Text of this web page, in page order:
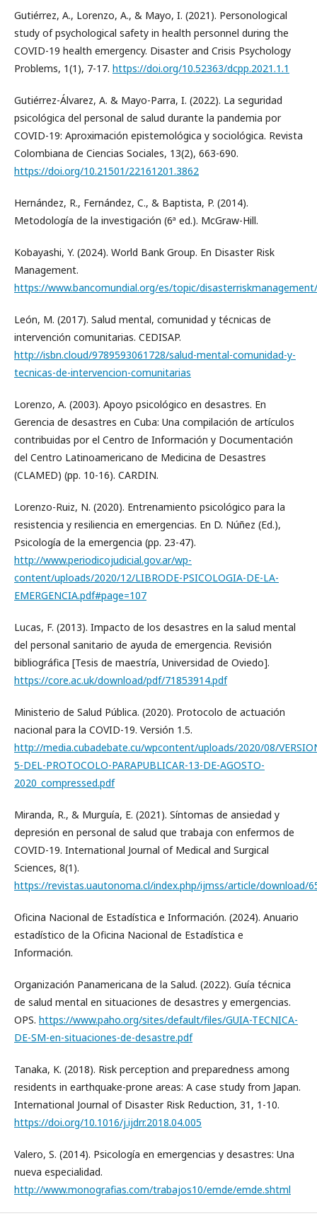
Gutiérrez, A., Lorenzo, A., & Mayo, I. (2021). Personological
study of psychological safety in health personnel during the
COVID-19 health emergency. Disaster and Crisis Psychology
Problems, 1(1), 7-17. https://doi.org/10.52363/dcpp.2021.1.1
Gutiérrez-Álvarez, A. & Mayo-Parra, I. (2022). La seguridad
psicológica del personal de salud durante la pandemia por
COVID-19: Aproximación epistemológica y sociológica. Revista
Colombiana de Ciencias Sociales, 13(2), 663-690.
https://doi.org/10.21501/22161201.3862
Hernández, R., Fernández, C., & Baptista, P. (2014).
Metodología de la investigación (6ª ed.). McGraw-Hill.
Kobayashi, Y. (2024). World Bank Group. En Disaster Risk
Management.
https://www.bancomundial.org/es/topic/
León, M. (2017). Salud mental, comunidad y técnicas de
intervención comunitarias. CEDISAP.
http://isbn.cloud/9789593061728/salud-mental-comunidad-y-
tecnicas-de-intervencion-comunitarias
Lorenzo, A. (2003). Apoyo psicológico en desastres. En
Gerencia de desastres en Cuba: Una compilación de artículos
contribuidas por el Centro de Información y Documentación
del Centro Latinoamericano de Medicina de Desastres
(CLAMED) (pp. 10-16). CARDIN.
Lorenzo-Ruiz, N. (2020). Entrenamiento psicológico para la
resistencia y resiliencia en emergencias. En D. Núñez (Ed.),
Psicología de la emergencia (pp. 23-47).
http://www.periodicojudicial.gov.ar/wp-
content/uploads/2020/12/LIBRODE-PSICOLOGIA-DE-LA-
EMERGENCIA.pdf#page=107
Lucas, F. (2013). Impacto de los desastres en la salud mental
del personal sanitario de ayuda de emergencia. Revisión
bibliográfica [Tesis de maestría, Universidad de Oviedo].
https://core.ac.uk/download/pdf/71853914.pdf
Ministerio de Salud Pública. (2020). Protocolo de actuación
nacional para la COVID-19. Versión 1.5.
http://media.cubadebate.cu/wpcontent/uploads/2020/08/
5-DEL-PROTOCOLO-PARAPUBLICAR-13-DE-AGOSTO-
2020_compressed.pdf
Miranda, R., & Murguía, E. (2021). Síntomas de ansiedad y
depresión en personal de salud que trabaja con enfermos de
COVID-19. International Journal of Medical and Surgical
Sciences, 8(1).
https://revistas.uautonoma.cl/index.php/ijmss/article/download/
Oficina Nacional de Estadística e Información. (2024). Anuario
estadístico de la Oficina Nacional de Estadística e
Información.
Organización Panamericana de la Salud. (2022). Guía técnica
de salud mental en situaciones de desastres y emergencias.
OPS. https://www.paho.org/sites/default/files/GUIA-TECNICA-
DE-SM-en-situaciones-de-desastre.pdf
Tanaka, K. (2018). Risk perception and preparedness among
residents in earthquake-prone areas: A case study from Japan.
International Journal of Disaster Risk Reduction, 31, 1-10.
https://doi.org/10.1016/j.ijdrr.2018.04.005
Valero, S. (2014). Psicología en emergencias y desastres: Una
nueva especialidad.
http://www.monografias.com/trabajos10/emde/emde.shtml